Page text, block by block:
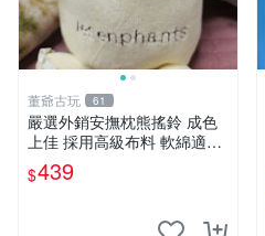
董爺古玩 61
嚴選外銷安撫枕熊搖鈴 成色
上佳 採用高級布料 軟綿適合
收藏 安心選購 安撫枕 熊玩具
搖鈴
$439